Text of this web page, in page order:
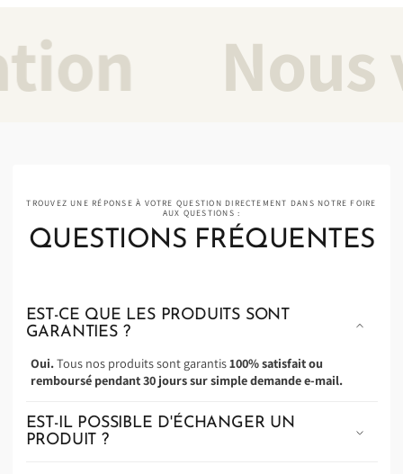
TROUVEZ UNE RÉPONSE À VOTRE QUESTION DIRECTEMENT DANS NOTRE FOIRE
AUX QUESTIONS :
QUESTIONS FRÉQUENTES
EST-CE QUE LES PRODUITS SONT
GARANTIES ?
Oui.Tous nos produits sont garantis100% satisfait ou
remboursé pendant 30 jours sur simple demande e-mail.
EST-IL POSSIBLE D'ÉCHANGER UN
PRODUIT ?